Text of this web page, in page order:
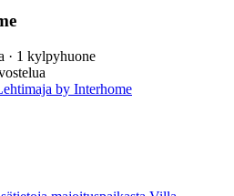
· 1 kylpyhuone
by Interhome